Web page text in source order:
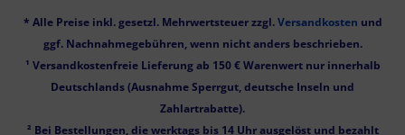
* Alle Preise inkl. gesetzl. Mehrwertsteuer zzgl.Versandkosten und
ggf. Nachnahmegebühren, wenn nicht anders beschrieben.
¹ Versandkostenfreie Lieferung ab 150 € Warenwert nur innerhalb
Deutschlands (Ausnahme Sperrgut, deutsche Inseln und
Zahlartrabatte).
² Bei Bestellungen, die werktags bis 14 Uhr ausgelöst und bezahlt